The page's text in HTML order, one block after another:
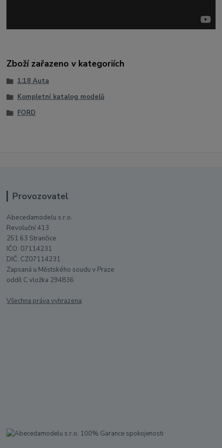
Zboží zařazeno v kategoriích
1:18 Auta
Kompletní katalog modelů
FORD
Provozovatel
Abecedamodelu s.r.o.
Revoluční 413
251 63 Strančice
IČO: 07114231
DIČ: CZ07114231
Zapsaná u Městského soudu v Praze
oddíl C vložka 294836
Všechna práva vyhrazena